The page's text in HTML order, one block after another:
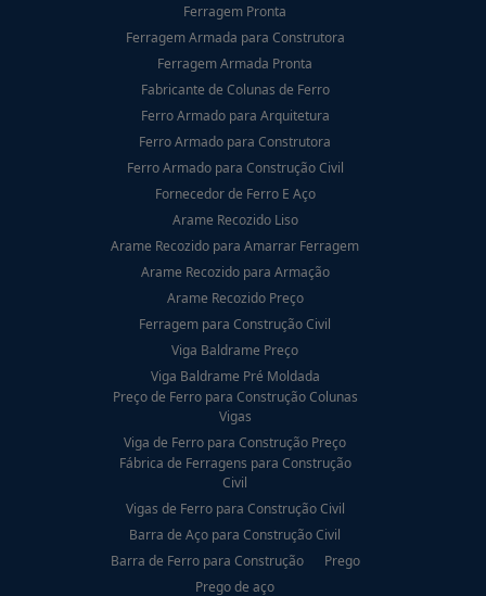
Ferragem Pronta
Ferragem Armada para Construtora
Ferragem Armada Pronta
Fabricante de Colunas de Ferro
Ferro Armado para Arquitetura
Ferro Armado para Construtora
Ferro Armado para Construção Civil
Fornecedor de Ferro E Aço
Arame Recozido Liso
Arame Recozido para Amarrar Ferragem
Arame Recozido para Armação
Arame Recozido Preço
Ferragem para Construção Civil
Viga Baldrame Preço
Viga Baldrame Pré Moldada
Preço de Ferro para Construção Colunas
Vigas
Viga de Ferro para Construção Preço
Fábrica de Ferragens para Construção
Civil
Vigas de Ferro para Construção Civil
Barra de Aço para Construção Civil
Barra de Ferro para Construção
Prego
Prego de aço